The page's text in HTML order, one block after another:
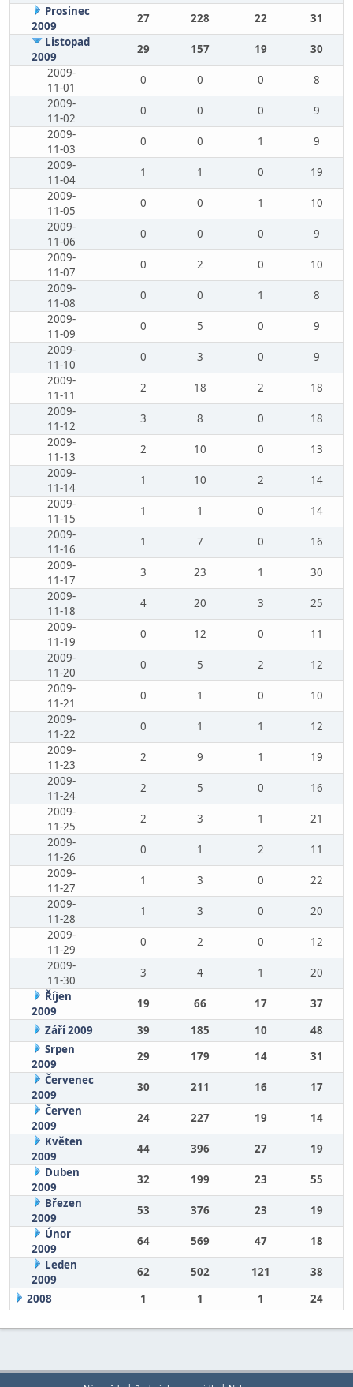
Prosinec
2009
27 228 22
31
Listopad
2009
29 157 19
30
2009-
11-01
0 0 0
8
2009-
11-02
0 0 0
9
2009-
11-03
0 0 1
9
2009-
11-04
1 1 0
19
2009-
11-05
0 0 1
10
2009-
11-06
0 0 0
9
2009-
11-07
0 2 0
10
2009-
11-08
0 0 1
8
2009-
11-09
0 5 0
9
2009-
11-10
0 3 0
9
2009-
11-11
2 18 2
18
2009-
11-12
3 8 0
18
2009-
11-13
2 10 0
13
2009-
11-14
1 10 2
14
2009-
11-15
1 1 0
14
2009-
11-16
1 7 0
16
2009-
11-17
3 23 1
30
2009-
11-18
4 20 3
25
2009-
11-19
0 12 0
11
2009-
11-20
0 5 2
12
2009-
11-21
0 1 0
10
2009-
11-22
0 1 1
12
2009-
11-23
2 9 1
19
2009-
11-24
2 5 0
16
2009-
11-25
2 3 1
21
2009-
11-26
0 1 2
11
2009-
11-27
1 3 0
22
2009-
11-28
1 3 0
20
2009-
11-29
0 2 0
12
2009-
11-30
3 4 1
20
Říjen
2009
19 66 17
37
Září 2009
39 185 10
48
Srpen
2009
29 179 14
31
Červenec
2009
30 211 16
17
Červen
2009
24 227 19
14
Květen
2009
44 396 27
19
Duben
2009
32 199 23
55
Březen
2009
53 376 23
19
Únor
2009
64 569 47
18
Leden
2009
62 502 121
38
2008
1 1 1 24